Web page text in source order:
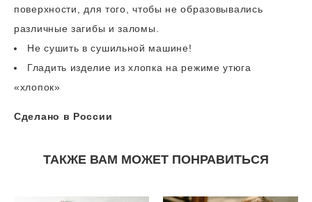
поверхности, для того, чтобы не образовывались
различные загибы и заломы.
Не сушить в сушильной машине!
Гладить изделие из хлопка на режиме утюга
«хлопок»
Сделано в России
ТАКЖЕ ВАМ МОЖЕТ ПОНРАВИТЬСЯ